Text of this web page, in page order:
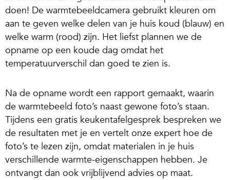
doen! De warmtebeeldcamera gebruikt kleuren om
aan te geven welke delen van je huis koud (blauw) en
welke warm (rood) zijn. Het liefst plannen we de
opname op een koude dag omdat het
temperatuurverschil dan goed te zien is.
Na de opname wordt een rapport gemaakt, waarin
de warmtebeeld foto’s naast gewone foto’s staan.
Tijdens een gratis keukentafelgesprek bespreken we
de resultaten met je en vertelt onze expert hoe de
foto’s te lezen zijn, omdat materialen in je huis
verschillende warmte-eigenschappen hebben. Je
ontvangt dan ook vrijblijvend advies op maat.